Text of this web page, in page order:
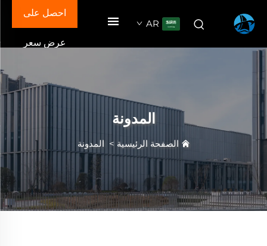
AR
احصل على
عرض سعر
المدونة
الصفحة الرئيسية > المدونة